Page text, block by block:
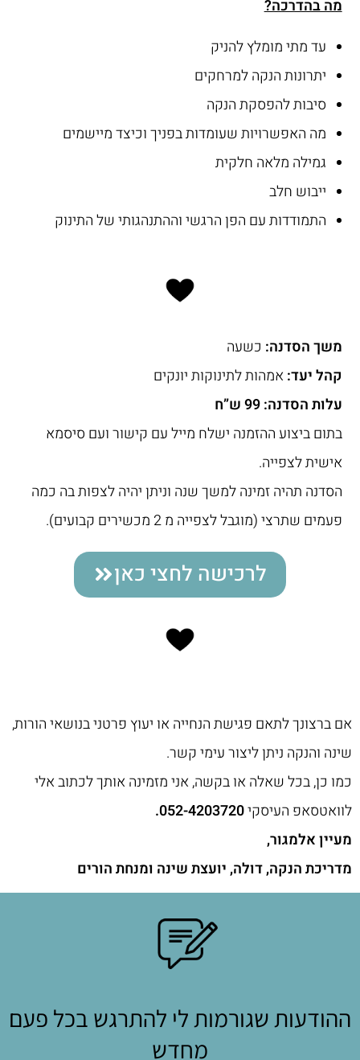
מה בהדרכה?
עד מתי מומלץ להניק
יתרונות הנקה למרחקים
סיבות להפסקת הנקה
מה האפשרויות שעומדות בפניך וכיצד מיישמים
גמילה מלאה חלקית
ייבוש חלב
התמודדות עם הפן הרגשי וההתנהגותי של התינוק
משך הסדנה: כשעה
קהל יעד: אמהות לתינוקות יונקים
עלות הסדנה:99 ש”ח
בתום ביצוע ההזמנה ישלח מייל עם קישור ועם סיסמא
אישית לצפייה.
הסדנה תהיה זמינה למשך שנה וניתן יהיה לצפות בה כמה
פעמים שתרצי (מוגבל לצפייה מ 2 מכשירים קבועים).
לרכישה לחצי כאן
אם ברצונך לתאם פגישת הנחייה או יעוץ פרטני בנושאי הורות,
שינה והנקה ניתן ליצור עימי קשר.
כמו כן, בכל שאלה או בקשה, אני מזמינה אותך לכתוב אלי
לוואטסאפ העיסקי052-4203720
.
מעיין אלמגור,
מדריכת הנקה, דולה, יועצת שינה ומנחת הורים
ההודעות שגורמות לי להתרגש בכל פעם
מחדש